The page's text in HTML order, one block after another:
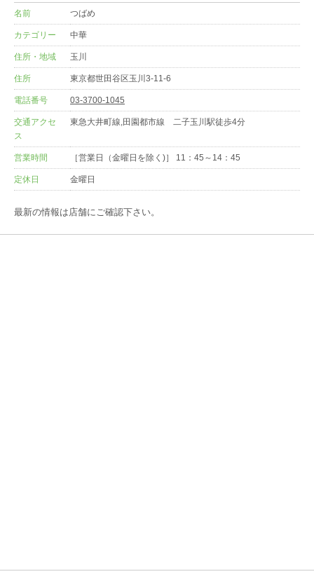
名前 つばめ
カテゴリー 中華
住所・地域 玉川
住所 東京都世田谷区玉川3-11-6
電話番号 03-3700-1045
交通アクセ
ス
東急大井町線,田園都市線 二子玉川駅徒歩4分
営業時間 ［営業日（金曜日を除く)］ 11：45～14：45
定休日 金曜日
最新の情報は店舗にご確認下さい。